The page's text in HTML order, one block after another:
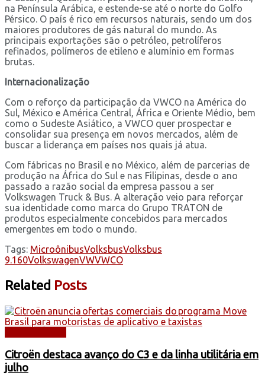
na Península Arábica, e estende-se até o norte do Golfo
Pérsico. O país é rico em recursos naturais, sendo um dos
maiores produtores de gás natural do mundo. As
principais exportações são o petróleo, petrolíferos
refinados, polímeros de etileno e alumínio em formas
brutas.
Internacionalização
Com o reforço da participação da VWCO na América do
Sul, México e América Central, África e Oriente Médio, bem
como o Sudeste Asiático, a VWCO quer prospectar e
consolidar sua presença em novos mercados, além de
buscar a liderança em países nos quais já atua.
Com fábricas no Brasil e no México, além de parcerias de
produção na África do Sul e nas Filipinas, desde o ano
passado a razão social da empresa passou a ser
Volkswagen Truck & Bus. A alteração veio para reforçar
sua identidade como marca do Grupo TRATON de
produtos especialmente concebidos para mercados
emergentes em todo o mundo.
Tags: MicroônibusVolksbusVolksbus
9.160VolkswagenVWVWCO
Related Posts
Citroën destaca avanço do C3 e da linha utilitária em
julho